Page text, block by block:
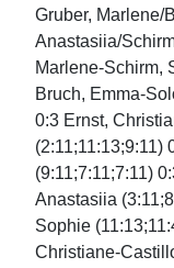
Gruber, Marlene/
Anastasiia/
Marlene-Schirm,
Bruch, Emma-
0:3 Ernst,
(9:11;7:11;7:11)
Anastasiia
Sophie
Christiane-